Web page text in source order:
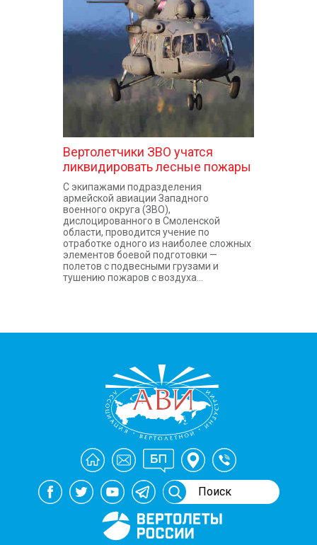
Вертолетчики ЗВО учатся
ликвидировать лесные пожары
С экипажами подразделения
армейской авиации Западного
военного округа (ЗВО),
дислоцированного в Смоленской
области, проводится учение по
отработке одного из наиболее сложных
элементов боевой подготовки —
полетов с подвесными грузами и
тушению пожаров с воздуха...